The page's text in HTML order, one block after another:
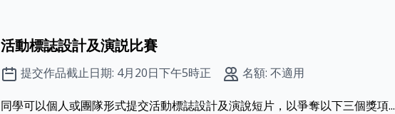
活動標誌設計及演説比賽
提交作品截止日期: 4月20日下午5時正 名額: 不適用
同學可以個人或團隊形式提交活動標誌設計及演說短片，以爭奪以下三個獎項...